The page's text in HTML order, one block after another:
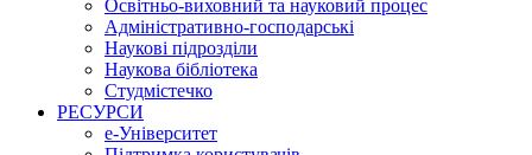
Освітньо-виховний та науковий процес
Адміністративно-господарські
Наукові підрозділи
Наукова бібліотека
Студмістечко
РЕСУРСИ
е-Університет